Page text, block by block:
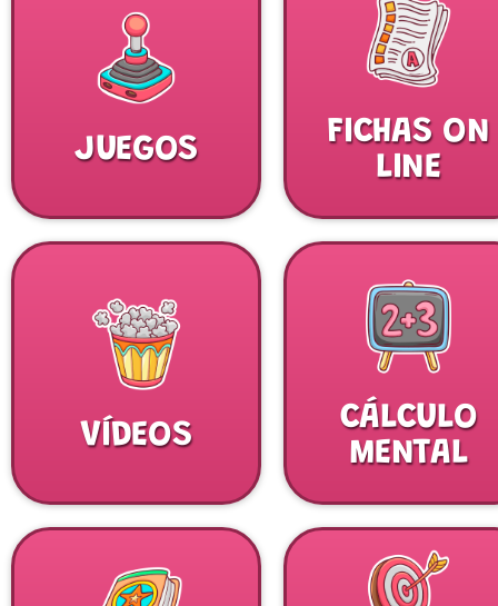
JUEGOS
FICHAS ON
LINE
VÍDEOS
CÁLCULO
MENTAL